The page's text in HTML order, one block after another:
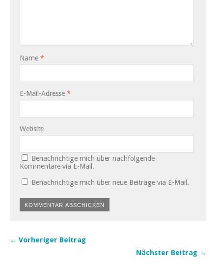
Name *
E-Mail-Adresse *
Website
Benachrichtige mich über nachfolgende
Kommentare via E-Mail.
Benachrichtige mich über neue Beiträge via E-Mail.
← Vorheriger Beitrag
Nächster Beitrag →